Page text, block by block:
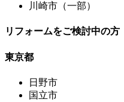
川崎市（一部）
リフォームをご検討中の方
東京都
日野市
国立市